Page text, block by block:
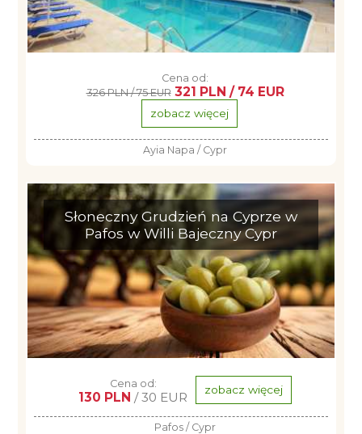
Cena od:
326 PLN / 75 EUR 321 PLN / 74 EUR
zobacz więcej
Ayia Napa / Cypr
Słoneczny Grudzień na Cyprze w
Pafos w Willi Bajeczny Cypr
Cena od:
130 PLN / 30 EUR zobacz więcej
Pafos / Cypr